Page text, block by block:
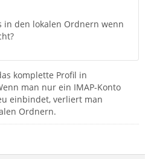
in den lokalen Ordnern wenn
komplette Profil in
man nur ein IMAP-Konto
einbindet, verliert man
Ordnern.